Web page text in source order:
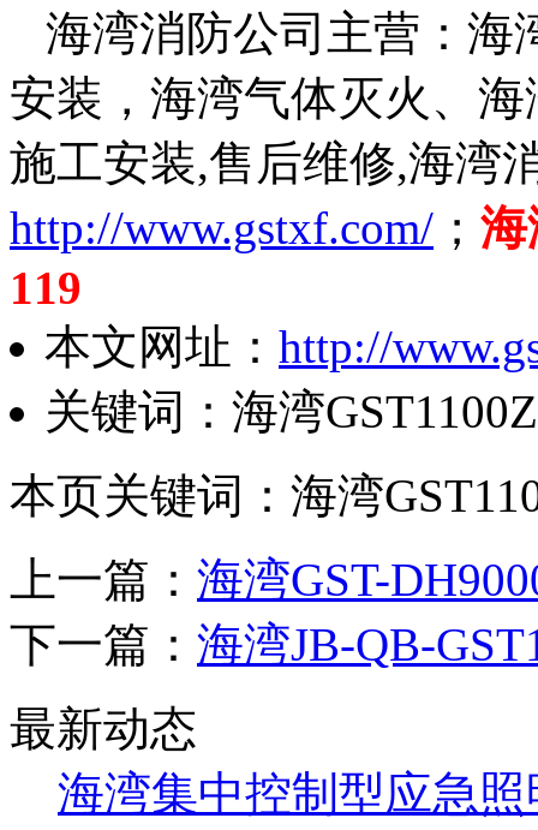
海湾消防公司主营：海
安装，海湾气体灭火、
施工安装,售后维修,海湾
http://www.gstxf.com/ ； 海
119
本文网址： http://
关键词：海湾
本页关键词：海湾
上一篇： 海湾GST-
下一篇： 海湾JB-QB-
最新动态
海湾集中控制型应急照